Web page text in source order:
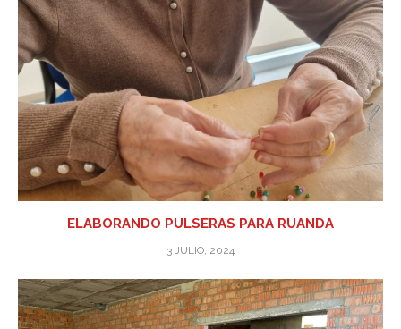
ELABORANDO PULSERAS PARA RUANDA
3 JULIO, 2024